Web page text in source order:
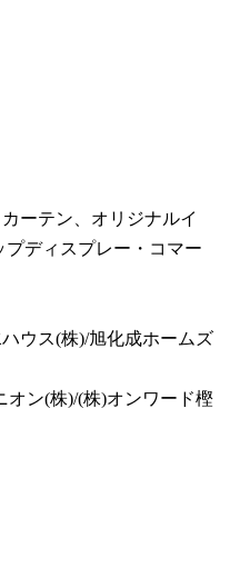
ーテン、オリジナルイ
ディスプレー・コマー
ウス(株)/旭化成ホームズ
オン(株)/(株)オンワード樫